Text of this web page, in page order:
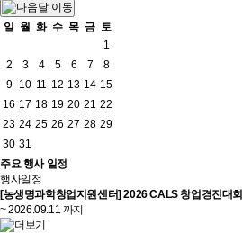
일 월 화 수 목 금 토
1
2
3 4 5 6 7
8
9
10 11 12 13 14 15
16 17 18 19 20 21 22
23 24 25 26 27 28 29
30 31
주요행사 일정
행사일정
[농생명과학창업지원센터] 2026 CALS 창업경진대회
~ 2026.09.11 까지